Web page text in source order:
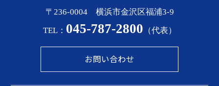
〒236-0004 横浜市金沢区福浦3-9
TEL： 045-787-2800 （代表）
お問い合わせ